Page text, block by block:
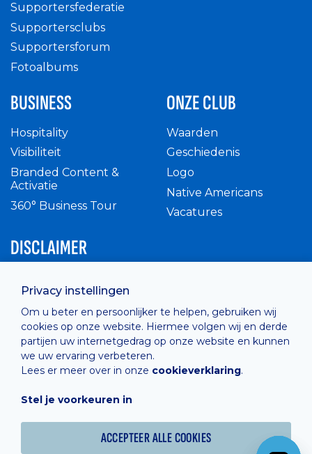
Privacy instellingen
Om u beter en persoonlijker te helpen, gebruiken wij
cookies op onze website. Hiermee volgen wij en derde
partijen uw internetgedrag op onze website en kunnen
we uw ervaring verbeteren.
Lees er meer over in onze cookieverklaring.
Stel je voorkeuren in
ACCEPTEER ALLE COOKIES
Supportersfederatie
Supportersclubs
Supportersforum
Fotoalbums
BUSINESS
Hospitality
Visibiliteit
Branded Content &
Activatie
360° Business Tour
ONZE CLUB
Waarden
Geschiedenis
Logo
Native Americans
Vacatures
DISCLAIMER
Privacy Policy
Cashless
verkoopsvoorwaarden
Cookie Policy
Hosted by Combell